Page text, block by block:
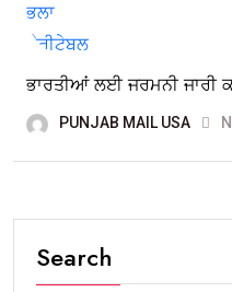
ਭਾਰਤੀਆਂ ਲਈ ਜਰਮਨੀ ਜਾਰੀ
PUNJAB MAIL USA
Search